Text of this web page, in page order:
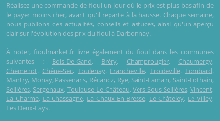
Réalisez une commande de fioul un jour où le prix est plus bas afin de
le payer moins cher, avant qu'il reparte à la hausse. Chaque semaine,
nous publions des actualités, conseils et astuces, ainsi qu'un aperçu
clair sur l'évolution des prix du fioul à Darbonnay.
À noter, fioulmarket.fr livre également du fioul dans les communes
suivantes : Bois-De-Gand, Bréry, Champrougier, Chaumergy,
Chemenot, Chêne-Sec, Foulenay, Francheville, Froideville, Lombard,
Mantry, Monay, Passenans, Récanoz, Rye, Saint-Lamain, Saint-Lothain,
Sellières, Sergenaux, Toulouse-Le-Château, Vers-Sous-Sellières, Vincent,
La Charme, La Chassagne, La Chaux-En-Bresse, Le Châteley, Le Villey,
Les Deux-Fays.